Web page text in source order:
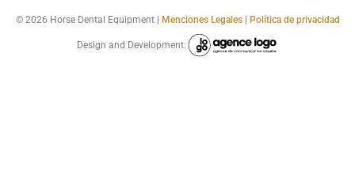
© 2026 Horse Dental Equipment | Menciones Legales| Política de privacidad
Design and Development: